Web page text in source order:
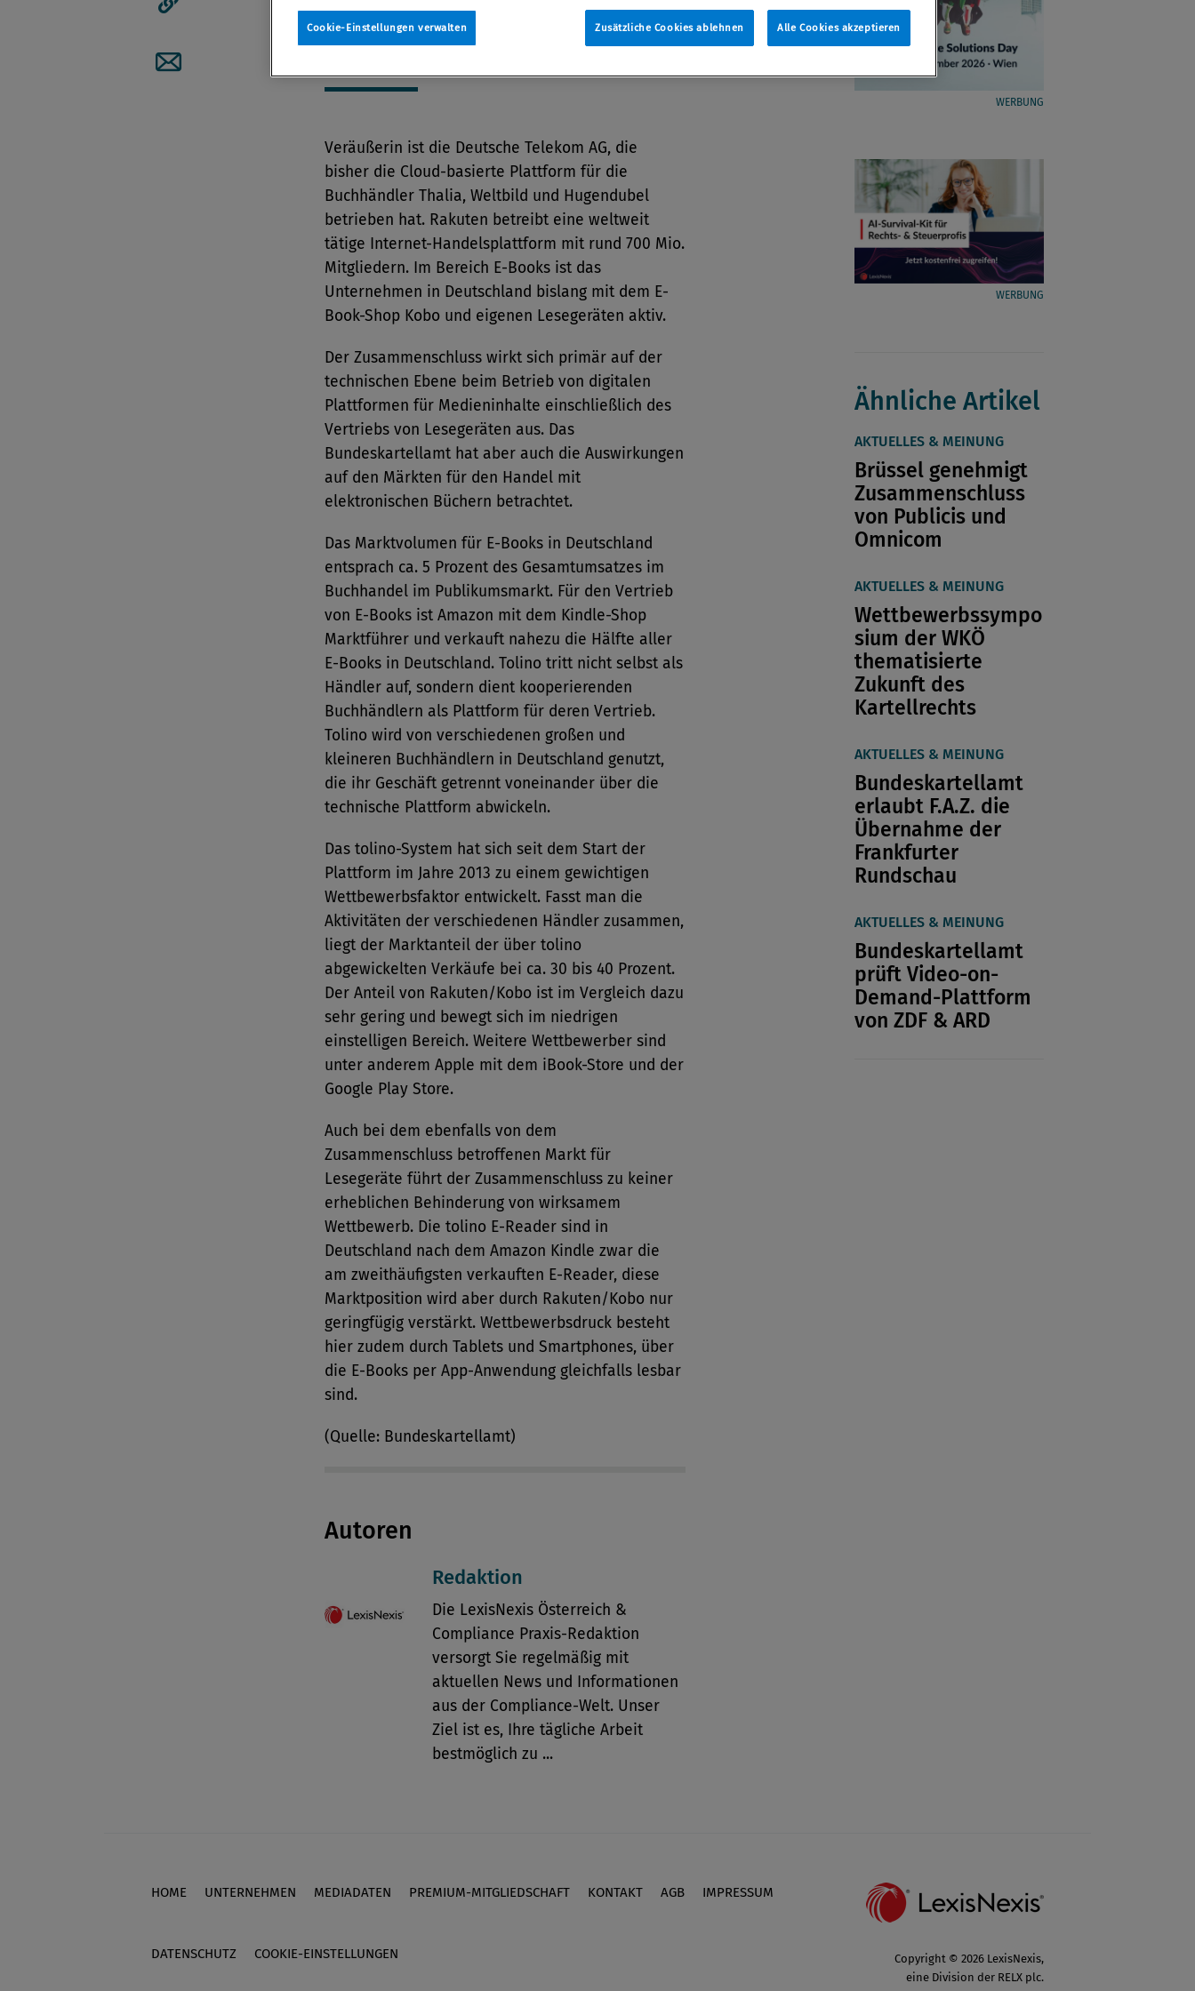
Artikellink kopieren
Artikel per Mail teilen
Redaktion
Veräußerin ist die Deutsche Telekom AG, die
bisher die Cloud-basierte Plattform für die
Buchhändler Thalia, Weltbild und Hugendubel
betrieben hat. Rakuten betreibt eine weltweit
tätige Internet-Handelsplattform mit rund 700 Mio.
Mitgliedern. Im Bereich E-Books ist das
Unternehmen in Deutschland bislang mit dem E-
Book-Shop Kobo und eigenen Lesegeräten aktiv.
Der Zusammenschluss wirkt sich primär auf der
technischen Ebene beim Betrieb von digitalen
Plattformen für Medieninhalte einschließlich des
Vertriebs von Lesegeräten aus. Das
Bundeskartellamt hat aber auch die Auswirkungen
auf den Märkten für den Handel mit
elektronischen Büchern betrachtet.
Das Marktvolumen für E-Books in Deutschland
entsprach ca. 5 Prozent des Gesamtumsatzes im
Buchhandel im Publikumsmarkt. Für den Vertrieb
von E-Books ist Amazon mit dem Kindle-Shop
Marktführer und verkauft nahezu die Hälfte aller
E-Books in Deutschland. Tolino tritt nicht selbst als
Händler auf, sondern dient kooperierenden
Buchhändlern als Plattform für deren Vertrieb.
Tolino wird von verschiedenen großen und
kleineren Buchhändlern in Deutschland genutzt,
die ihr Geschäft getrennt voneinander über die
technische Plattform abwickeln.
Das tolino-System hat sich seit dem Start der
Plattform im Jahre 2013 zu einem gewichtigen
Wettbewerbsfaktor entwickelt. Fasst man die
Aktivitäten der verschiedenen Händler zusammen,
liegt der Marktanteil der über tolino
abgewickelten Verkäufe bei ca. 30 bis 40 Prozent.
Der Anteil von Rakuten/Kobo ist im Vergleich dazu
sehr gering und bewegt sich im niedrigen
einstelligen Bereich. Weitere Wettbewerber sind
unter anderem Apple mit dem iBook-Store und der
Google Play Store.
Auch bei dem ebenfalls von dem
Zusammenschluss betroffenen Markt für
Lesegeräte führt der Zusammenschluss zu keiner
erheblichen Behinderung von wirksamem
Wettbewerb. Die tolino E-Reader sind in
Deutschland nach dem Amazon Kindle zwar die
am zweithäufigsten verkauften E-Reader, diese
Marktposition wird aber durch Rakuten/Kobo nur
geringfügig verstärkt. Wettbewerbsdruck besteht
hier zudem durch Tablets und Smartphones, über
die E-Books per App-Anwendung gleichfalls lesbar
sind.
(Quelle: Bundeskartellamt)
Autoren
Redaktion
Die LexisNexis Österreich &
Compliance Praxis-Redaktion
versorgt Sie regelmäßig mit
aktuellen News und Informationen
aus der Compliance-Welt. Unser
Ziel ist es, Ihre tägliche Arbeit
bestmöglich zu ...
WERBUNG
WERBUNG
Ähnliche Artikel
AKTUELLES & MEINUNG
Brüssel genehmigt
Zusammenschluss
von Publicis und
Omnicom
AKTUELLES & MEINUNG
Wettbewerbssympo
sium der WKÖ
thematisierte
Zukunft des
Kartellrechts
AKTUELLES & MEINUNG
Bundeskartellamt
erlaubt F.A.Z. die
Übernahme der
Frankfurter
Rundschau
AKTUELLES & MEINUNG
Bundeskartellamt
prüft Video-on-
Demand-Plattform
von ZDF & ARD
Footer
HOME UNTERNEHMEN MEDIADATEN PREMIUM-MITGLIEDSCHAFT KONTAKT AGB IMPRESSUM
DATENSCHUTZ COOKIE-EINSTELLUNGEN
Copyright © 2026 LexisNexis,
eine Division der RELX plc.
Zusätzliche Cookies ablehnen Alle Cookies akzeptieren
Cookie-Einstellungen verwalten